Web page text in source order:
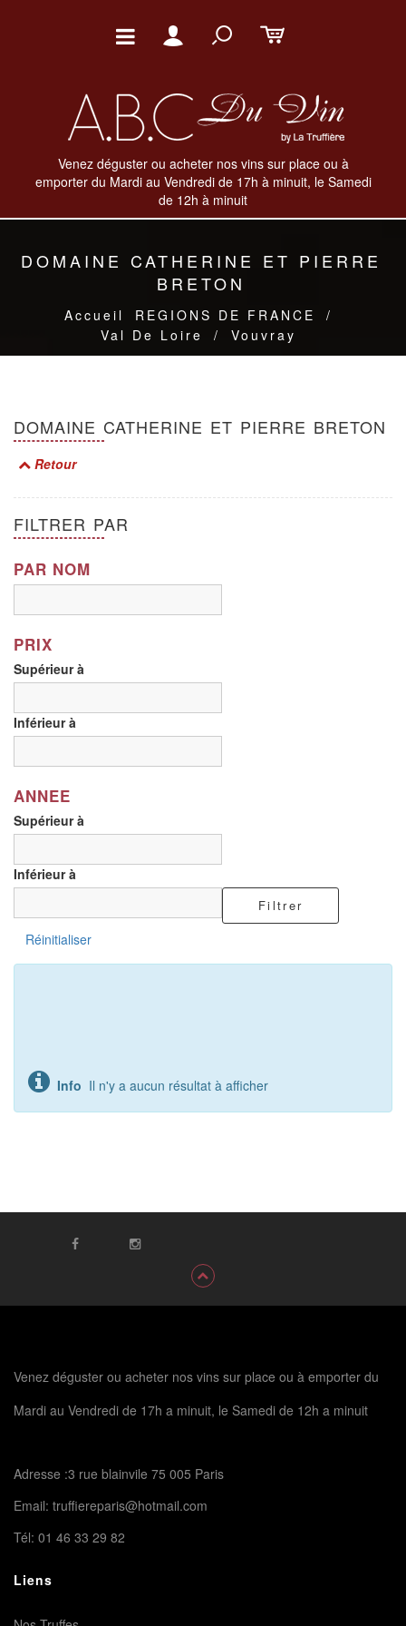
Venez déguster ou acheter nos vins sur place ou à
emporter du Mardi au Vendredi de 17h à minuit, le Samedi
de 12h à minuit
DOMAINE CATHERINE ET PIERRE
BRETON
Accueil REGIONS DE FRANCE
/
Val De Loire
/ Vouvray
DOMAINE CATHERINE ET PIERRE BRETON
Retour
FILTRER PAR
PAR NOM
PRIX
Supérieur à
Inférieur à
ANNEE
Supérieur à
Inférieur à
Filtrer
Réinitialiser
Info Il n'y a aucun résultat à afficher
Venez déguster ou acheter nos vins sur place ou à emporter du
Mardi au Vendredi de 17h a minuit, le Samedi de 12h a minuit
Adresse :3 rue blainvile 75 005 Paris
Email: truffiereparis@hotmail.com
Tél: 01 46 33 29 82
Liens